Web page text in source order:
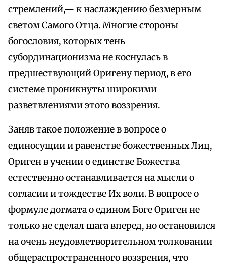
стремлений,— к наслаждению безмерным
светом Самого Отца. Многие стороны
богословия, которых тень
субординационизма не коснулась в
предшествующий Оригену период, в его
системе проникнуты широкими
разветвлениями этого воззрения.
Заняв такое положение в вопросе о
единосущии и равенстве божественных Лиц,
Ориген в учении о единстве Божества
естественно останавливается на мысли о
согласии и тождестве Их воли. В вопросе о
формуле догмата о едином Боге Ориген не
только не сделал шага вперед, но остановился
на очень неудовлетворительном толковании
общераспространенного воззрения, что